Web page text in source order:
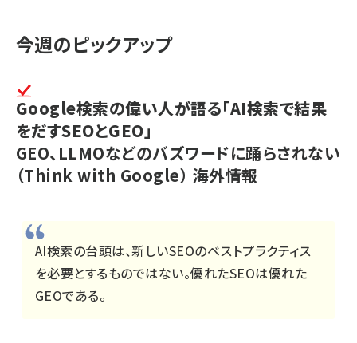
今週のピックアップ
Google検索の偉い人が語る「AI検索で結果
をだすSEOとGEO」
GEO、LLMOなどのバズワードに踊らされない
（Think with Google） 海外情報
AI検索の台頭は、新しいSEOのベストプラクティス
を必要とするものではない。優れたSEOは優れた
GEOである。